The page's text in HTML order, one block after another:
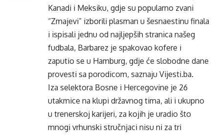
Kanadi i Meksiku, gdje su popularno zvani
“Zmajevi” izborili plasman u šesnaestinu finala
i ispisali jednu od najljepših stranica našeg
fudbala, Barbarez je spakovao kofere i
zaputio se u Hamburg, gdje će slobodne dane
provesti sa porodicom, saznaju Vijesti.ba.
Iza selektora Bosne i Hercegovine je 26
utakmice na klupi državnog tima, ali i ukupno
u trenerskoj karijeri, za kojih je uradio što
mnogi vrhunski stručnjaci nisu ni za tri